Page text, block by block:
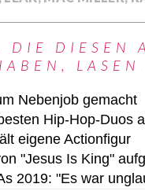
DIE DIESEN
LASEN
Nebenjob gemacht
Hip-Hop-Duos
eigene Actionfigur
"Jesus Is King"
2019: "Es war